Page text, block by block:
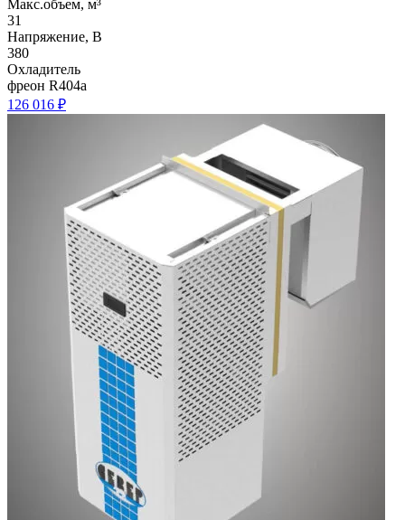
Макс.объем, м³
31
Напряжение, В
380
Охладитель
фреон R404a
126 016 ₽